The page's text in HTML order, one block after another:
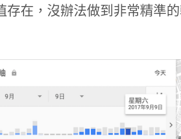
存在，沒辦法做到非常精準